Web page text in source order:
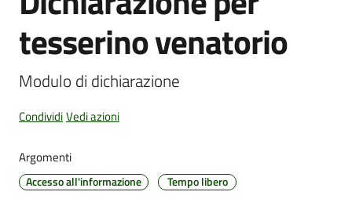
Novità
Servizi
Vivere
Galliera
tesserino venatorio
Modulo di dichiarazione
CondividiVedi azioni
Argomenti
Accesso all'informazione Tempo libero